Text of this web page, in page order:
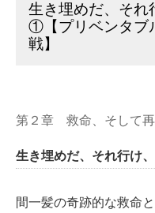
生き埋めだ、それ
①【プリベンタブ
戦】
第２章 救命、そして
生き埋めだ、それ行け
間一髪の奇跡的な救命